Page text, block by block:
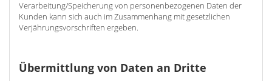
Verarbeitung/Speicherung von personenbezogenen Daten der
Kunden kann sich auch im Zusammenhang mit gesetzlichen
Verjährungsvorschriften ergeben.
Übermittlung von Daten an Dritte